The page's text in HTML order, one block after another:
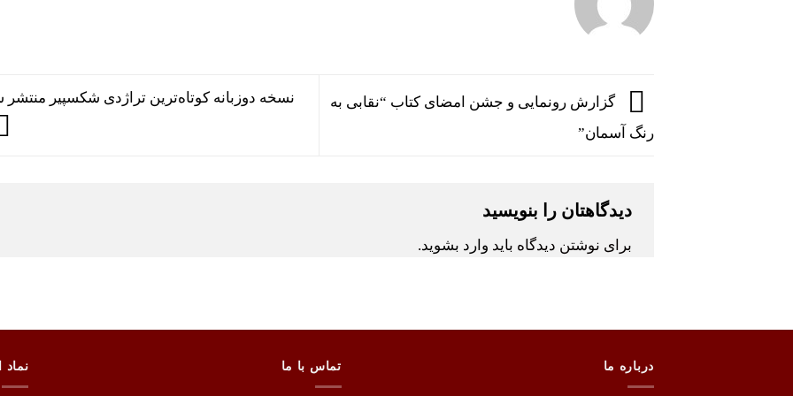
گزارش رونمایی و جشن امضای کتاب “نقابی به
رنگ آسمان”
نسخه دوزبانه کوتاه‌ترین تراژدی شکسپیر منتشر
دیدگاهتان را بنویسید
برای نوشتن دیدگاه باید وارد بشوید.
درباره ما تماس با ما نماد